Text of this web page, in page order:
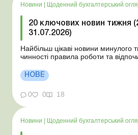
Новини | Щоденний бухгалтерський
20 ключових новин тижня
31.07.2026)
Найбільш цікаві новини минулого
чинності правила роботи та
стан Для сільгосппідприємств і ФОП запроваджено нові
одноразові статистичні форми З 2 серпня змінюється
порядок зарахування окремих
НОВЕ
0 0 18
Новини Щоденний бухгалтерський